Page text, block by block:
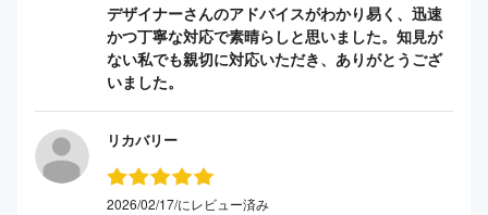
デザイナーさんのアドバイスがわかり易く、迅速
かつ丁寧な対応で素晴らしと思いました。知見が
ない私でも親切に対応いただき、ありがとうござ
いました。
リカバリー
2026/02/17/にレビュー済み